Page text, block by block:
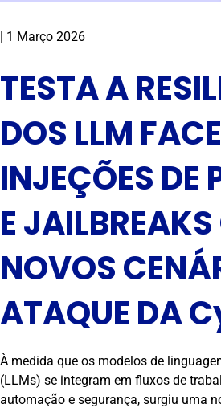
| 1 Março 2026
TESTA A
DOS LLM
INJEÇÕES DE
E
NOVOS
ATAQUE DA
À medida que os modelos de
(LLMs) se integram em fluxos de
automação e segurança, surgiu uma